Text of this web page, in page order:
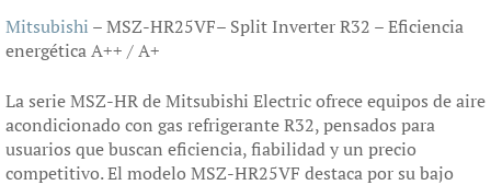
Mitsubishi – MSZ-HR25VF– Split Inverter R32 – Eficiencia
energética A++ / A+
La serie MSZ-HR de Mitsubishi Electric ofrece equipos de aire
acondicionado con gas refrigerante R32, pensados para
usuarios que buscan eficiencia, fiabilidad y un precio
competitivo. El modelo MSZ-HR25VF destaca por su bajo